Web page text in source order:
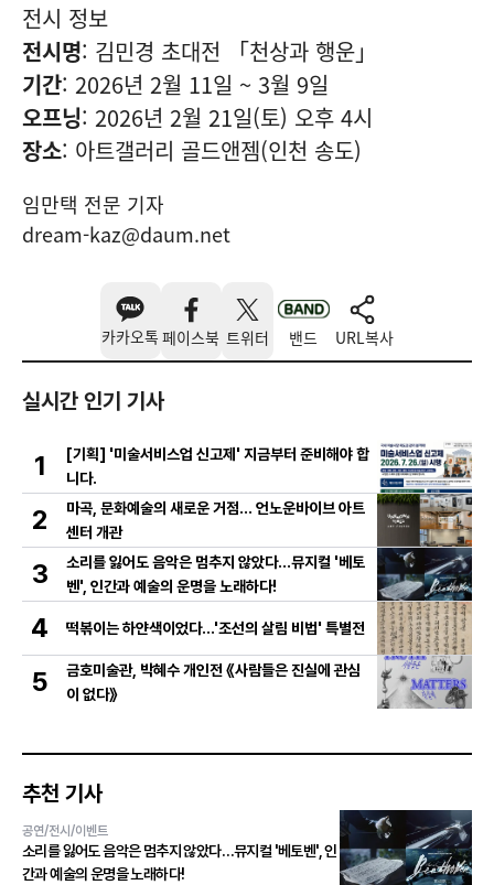
전시 정보
전시명: 김민경 초대전 「천상과 행운」
기간: 2026년 2월 11일 ~ 3월 9일
오프닝: 2026년 2월 21일(토) 오후 4시
장소: 아트갤러리 골드앤젬(인천 송도)
임만택 전문 기자
dream-kaz@daum.net
카카오톡 페이스북 트위터 밴드 URL복사
실시간 인기 기사
1
[기획] '미술서비스업 신고제' 지금부터 준비해야 합
니다.
2
마곡, 문화예술의 새로운 거점… 언노운바이브 아트
센터 개관
3
소리를 잃어도 음악은 멈추지 않았다…뮤지컬 '베토
벤', 인간과 예술의 운명을 노래하다!
4 떡볶이는 하얀색이었다...'조선의 살림 비법' 특별전
5
금호미술관, 박혜수 개인전 《사람들은 진실에 관심
이 없다》
추천 기사
공연/전시/이벤트
소리를 잃어도 음악은 멈추지 않았다…뮤지컬 '베토벤', 인
간과 예술의 운명을 노래하다!